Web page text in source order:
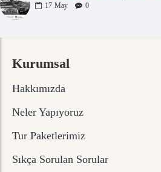
17 May 0
Kurumsal
Hakkımızda
Neler Yapıyoruz
Tur Paketlerimiz
Sıkça Sorulan Sorular